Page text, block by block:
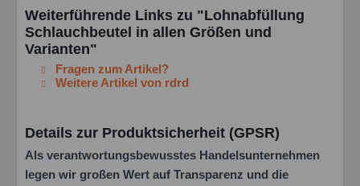
Weiterführende Links zu "Lohnabfüllung
Schlauchbeutel in allen Größen und
Varianten"
Fragen zum Artikel?
Weitere Artikel von rdrd
Details zur Produktsicherheit (GPSR)
Als verantwortungsbewusstes Handelsunternehmen
legen wir großen Wert auf Transparenz und die
Einstellungen speichern